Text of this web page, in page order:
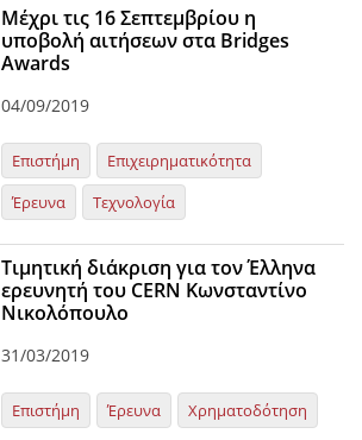
Mέχρι τις 16 Σεπτεμβρίου η
υποβολή αιτήσεων στα Bridges
Awards
04/09/2019
Επιστήμη
Επιχειρηματικότητα
Έρευνα
Τεχνολογία
Τιμητική διάκριση για τον Έλληνα
ερευνητή του CERN Κωνσταντίνο
Νικολόπουλο
31/03/2019
Επιστήμη Έρευνα Χρηματοδότηση